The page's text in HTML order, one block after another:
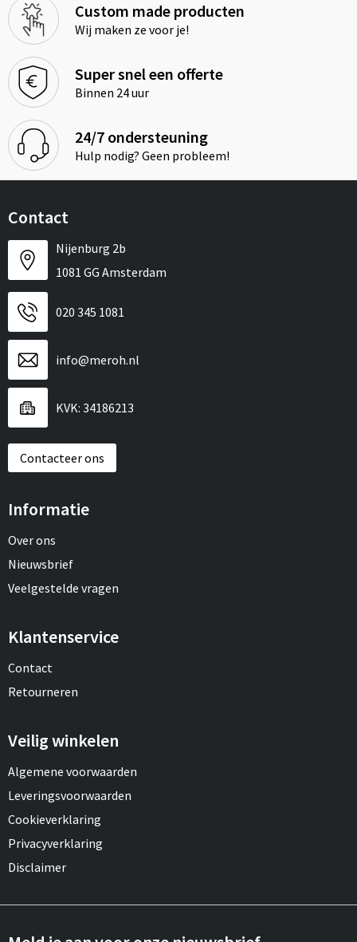
Custom made producten
Wij maken ze voor je!
Super snel een offerte
Binnen 24 uur
24/7 ondersteuning
Hulp nodig? Geen probleem!
Contact
Nijenburg 2b
1081 GG Amsterdam
020 345 1081
info@meroh.nl
KVK: 34186213
Contacteer ons
Informatie
Over ons
Nieuwsbrief
Veelgestelde vragen
Klantenservice
Contact
Retourneren
Veilig winkelen
Algemene voorwaarden
Leveringsvoorwaarden
Cookieverklaring
Privacyverklaring
Disclaimer